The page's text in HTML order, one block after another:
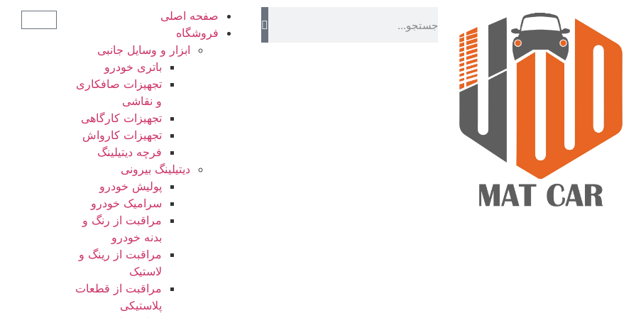
صفحه اصلی
فروشگاه
ابزار و وسایل جانبی
باتری خودرو
تجهیزات صافکاری
و نقاشی
تجهیزات کارگاهی
تجهیزات کارواش
فرچه دیتیلینگ
دیتیلینگ بیرونی
پولیش خودرو
سرامیک خودرو
مراقبت از رنگ و
بدنه خودرو
مراقبت از رینگ و
لاستیک
مراقبت از قطعات
پلاستیکی